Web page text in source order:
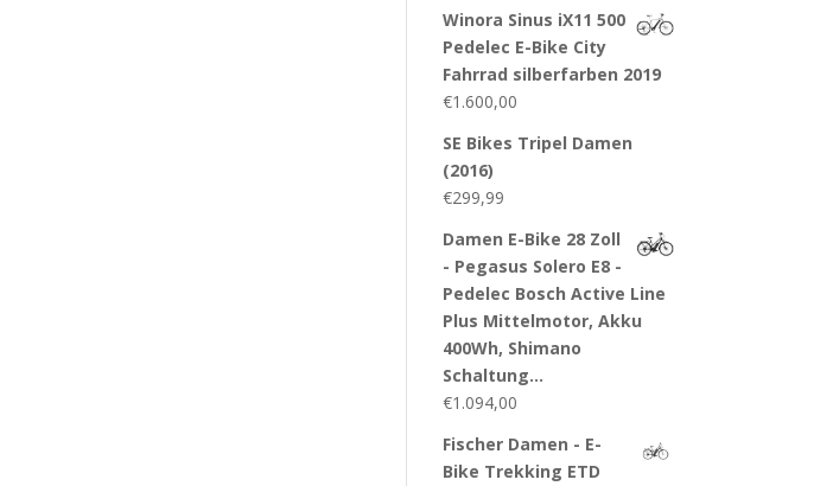
Winora Sinus iX11 500
Pedelec E-Bike City
Fahrrad silberfarben 2019
€1.600,00
SE Bikes Tripel Damen
(2016)
€299,99
Damen E-Bike 28 Zoll
- Pegasus Solero E8 -
Pedelec Bosch Active Line
Plus Mittelmotor, Akku
400Wh, Shimano
Schaltung…
€1.094,00
Fischer Damen - E-
Bike Trekking ETD